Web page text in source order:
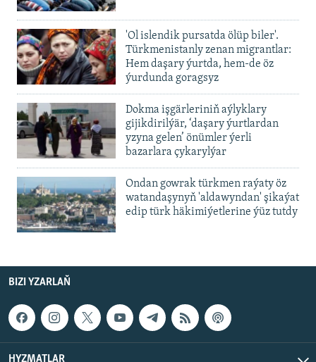
'Ol islendik pursatda ölüp biler'.
Türkmenistanly zenan migrantlar:
Hem daşary ýurtda, hem-de öz
ýurdunda goragsyz
Dokma işgärleriniň aýlyklary
gijikdirilýär, ‘daşary ýurtlardan
yzyna gelen’ önümler ýerli
bazarlara çykarylýar
Ondan gowrak türkmen raýaty öz
watandaşynyň 'aldawyndan' şikaýat
edip türk häkimiýetlerine ýüz tutdy
BIZI YZARLAŇ
HYZMATLAR